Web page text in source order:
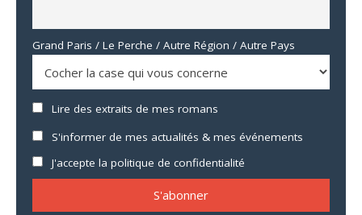
Grand Paris / Le Perche / Autre Région / Autre Pays
Lire des extraits de mes romans
S'informer de mes actualités & mes événements
J'accepte la politique de confidentialité